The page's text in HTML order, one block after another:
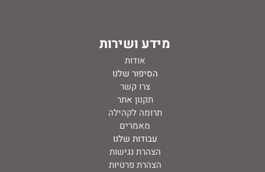
מידע ושירות
אודות
הסיפור שלנו
צרו קשר
תקנון אתר
תרומה לקהילה
מאמרים
עבודות שלנו
הצהרת נגישות
הצהרת פרטיות